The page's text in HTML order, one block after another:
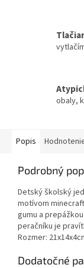
obaly,
Popis
Podrobný
Detský školský
motívom
gumu a
peračníku je
Rozmer:
Dodatočné